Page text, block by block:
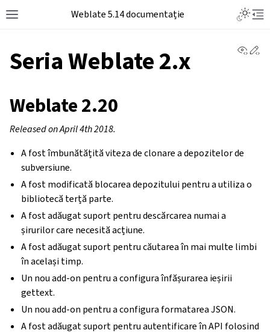
Weblate 5.14 documentație
Seria Weblate 2.x
Weblate 2.20
Released on April 4th 2018.
A fost îmbunătățită viteza de clonare a depozitelor de
subversiune.
A fost modificată blocarea depozitului pentru a utiliza o
bibliotecă terță parte.
A fost adăugat suport pentru descărcarea numai a
șirurilor care necesită acțiune.
A fost adăugat suport pentru căutarea în mai multe limbi
în același timp.
Un nou add-on pentru a configura înfășurarea ieșirii
gettext.
Un nou add-on pentru a configura formatarea JSON.
A fost adăugat suport pentru autentificare în API folosind